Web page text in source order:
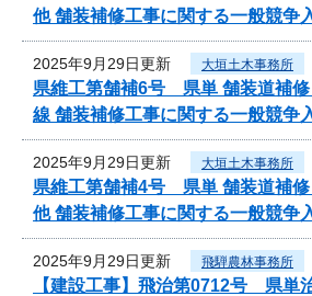
他 舗装補修工事に関する一般競争
2025年9月29日更新 大垣土木事務所
県維工第舗補6号 県単 舗装道補
線 舗装補修工事に関する一般競争
2025年9月29日更新 大垣土木事務所
県維工第舗補4号 県単 舗装道補
他 舗装補修工事に関する一般競争
2025年9月29日更新 飛騨農林事務所
【建設工事】飛治第0712号 県単